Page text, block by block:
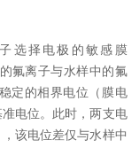
选择电极的敏感膜
氟离子与水样中的氟
定的相界电位（膜电
电位。此时，两支电
该电位差仅与水样中